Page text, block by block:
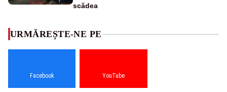
scădea
URMĂREȘTE-NE PE
Facebook YouTube